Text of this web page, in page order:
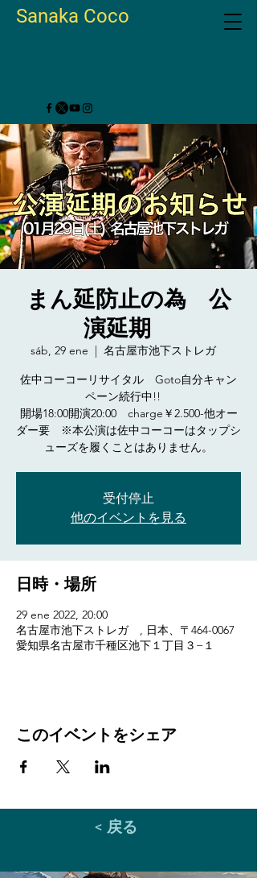
Sanaka Coco
まん延防止の為 公
演延期
sáb, 29 ene
  |
名古屋市池下ストレガ
佐中コーコーリサイタル Goto自分キャン
ペーン続行中!!
開場18:00開演20:00 charge￥2.500-他オー
ダー要 ※本公演は佐中コーコーはタップシ
ューズを履くことはありません。
受付停止
他のイベントを見る
日時・場所
29 ene 2022, 20:00
名古屋市池下ストレガ , 日本、〒464-0067
愛知県名古屋市千種区池下１丁目３−１
このイベントをシェア
< 戻る